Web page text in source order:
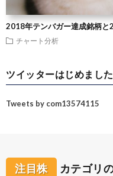
2018年テンバガー達成銘柄
チャート分析
ツイッターはじめました
Tweets by com13574115
注目株 カテゴリ